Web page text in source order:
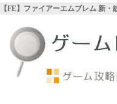
【FE】ファイアーエムブレム 新